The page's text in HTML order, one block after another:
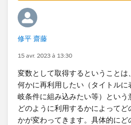
ョンに関するものになりますが、
考え方自体はおよそ近しいです。​
構成を簡単に書いておくと、「
都道府県をパラメータに設定し、
まずリストですが、これは都道
シート上に都道府県を配置し、そ
当てます。リスト自体はこれで完
修平 齋藤
15 avr. 2023 à 13:30
変数として取得するということは
何かに再利用したい（タイトル
岐条件に組み込みたい等）という
どのように利用するかによって
かが変わってきます。具体的にど